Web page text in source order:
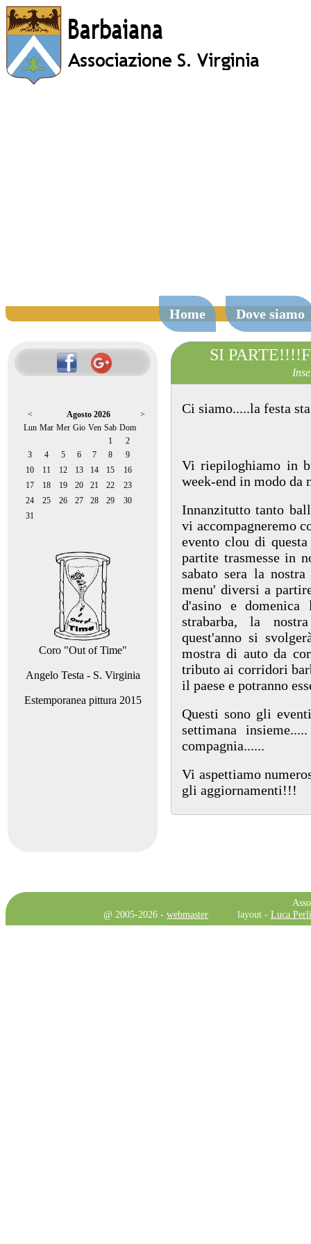
Home Dove siamo
< Agosto 2026
>
Lun Mar Mer Gio Ven Sab Dom
1
2
3
4 5 6 7 8
9
10
11 12 13 14 15
16
17
18 19 20 21 22
23
24
25 26 27 28 29
30
31
Coro "Out of Time"
Angelo Testa - S. Virginia
Estemporanea pittura 2015
SI
Ci siamo.....la festa
Vi riepiloghiamo in
week-end in modo da
Innanzitutto tanto
vi accompagneremo
evento clou di
partite trasmesse in
sabato sera la
menu' diversi a
d'asino e domenica
strabarba, la
quest'anno si
mostra di auto da
tributo ai corridori
il paese e potranno
Questi sono gli
settimana
compagnia......
Vi aspettiamo
gli aggiornamenti!!!
@ 2005-2026 -webmaster layout - Luca